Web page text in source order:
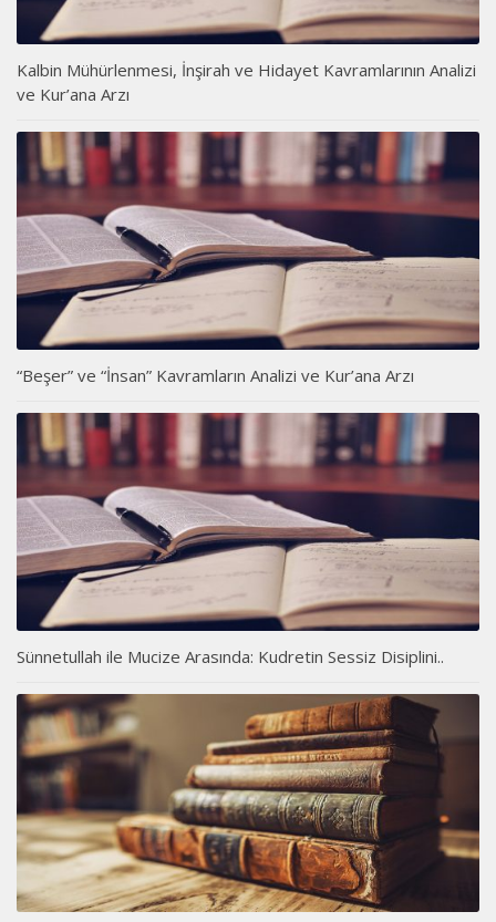
Kalbin Mühürlenmesi, İnşirah ve Hidayet Kavramlarının Analizi
ve Kur’ana Arzı
“Beşer” ve “İnsan” Kavramların Analizi ve Kur’ana Arzı
Sünnetullah ile Mucize Arasında: Kudretin Sessiz Disiplini..